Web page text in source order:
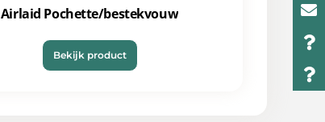
Airlaid Pochette/bestekvouw
Bekijk product